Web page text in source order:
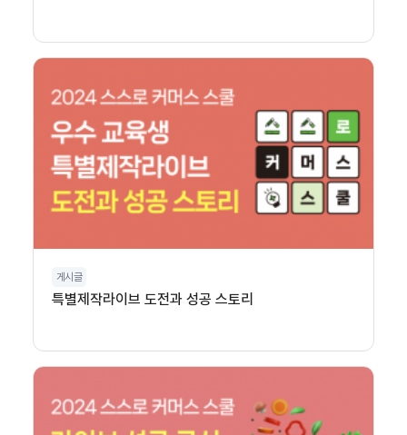
게시글
특별제작라이브 도전과 성공 스토리